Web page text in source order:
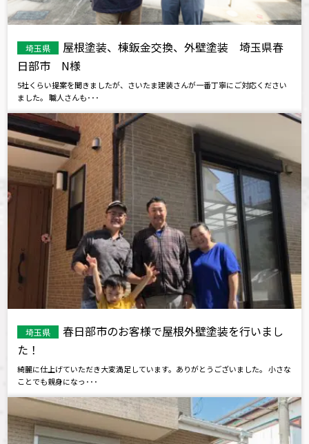
埼玉県
屋根塗装、棟鈑金交換、外壁塗装 埼玉県春
日部市 N様
5社くらい提案を聞きましたが、さいたま建装さんが一番丁寧にご対応ください
ました。 職人さんも･･･
埼玉県
春日部市のお客様で屋根外壁塗装を行いまし
た！
綺麗に仕上げていただき大変満足しています。ありがとうございました。 小さな
ことでも親身になっ･･･